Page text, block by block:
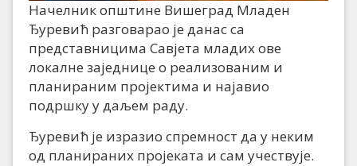
Начелник општине Вишеград Младен
Ђуревић разговарао је данас са
представницима Савјета младих ове
локалне заједнице о реализованим и
планираним пројектима и најавио
подршку у даљем раду.
Ђуревић је изразио спремност да у неким
од планираних пројеката и сам учествује.